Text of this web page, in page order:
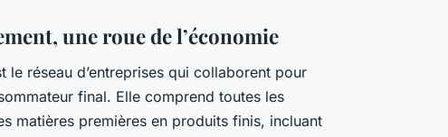
une roue de l’économie
le réseau d’entreprises qui collaborent pour
final. Elle comprend toutes les
matières premières en produits finis, incluant